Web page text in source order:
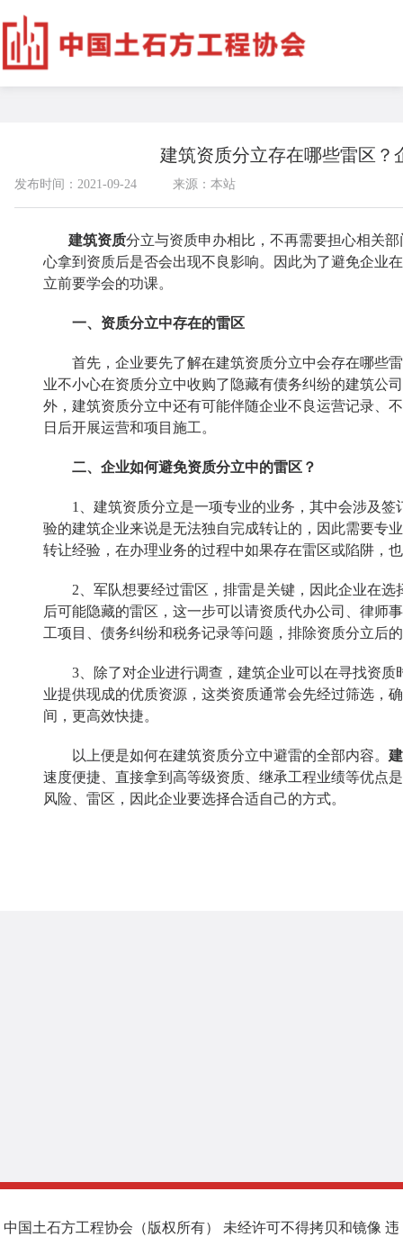
建筑资质分立存在哪些雷区？
发布时间：2021-09-24 来源：本站
建筑资质分立与资质申办相比，不再需要担心相关
心拿到资质后是否会出现不良影响。因此为了避免企业
立前要学会的功课。
一、资质分立中存在的雷区
首先，企业要先了解在建筑资质分立中会存在哪些雷
业不小心在资质分立中收购了隐藏有债务纠纷的建筑公
外，建筑资质分立中还有可能伴随企业不良运营记录、
日后开展运营和项目施工。
二、企业如何避免资质分立中的雷区？
1、建筑资质分立是一项专业的业务，其中会涉及签
验的建筑企业来说是无法独自完成转让的，因此需要专
转让经验，在办理业务的过程中如果存在雷区或陷阱，
2、军队想要经过雷区，排雷是关键，因此企业在选
后可能隐藏的雷区，这一步可以请资质代办公司、律师
工项目、债务纠纷和税务记录等问题，排除资质分立后
3、除了对企业进行调查，建筑企业可以在寻找资质
业提供现成的优质资源，这类资质通常会先经过筛选，
间，更高效快捷。
以上便是如何在建筑资质分立中避雷的全部内容。
速度便捷、直接拿到高等级资质、继承工程业绩等优点
风险、雷区，因此企业要选择合适自己的方式。
中国土石方工程协会（版权所有） 未经许可不得拷贝和镜像 违